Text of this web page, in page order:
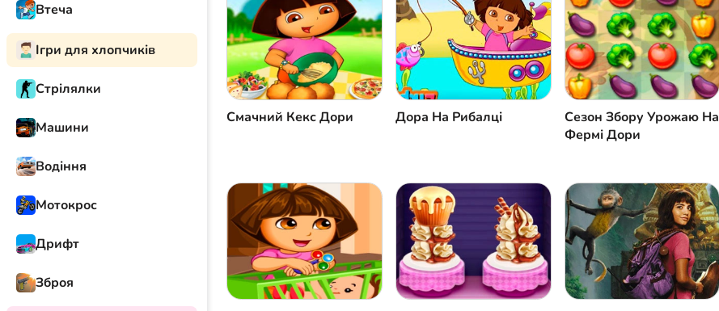
Втеча
Ігри для хлопчиків
Стрілялки
Машини
Водіння
Мотокрос
Дрифт
Зброя
Смачний Кекс Дори Дора На Рибалці
Сезон Збору Урожаю На
Фермі Дори